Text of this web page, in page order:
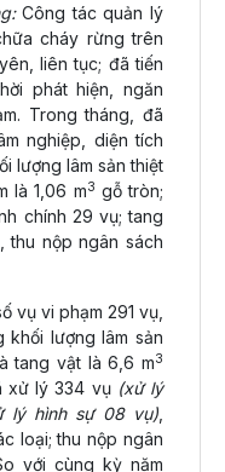
Công tác quản lý
cháy rừng trên
liên tục; đã tiến
phát hiện, ngăn
Trong tháng, đã
nghiệp, diện tích
lượng lâm sản thiệt
là 1,06 m3 gỗ tròn;
chính 29 vụ; tang
thu nộp ngân sách
vụ vi phạm 291 vụ,
khối lượng lâm sản
tang vật là 6,6 m3
xử lý 334 vụ (xử lý
lý hình sự 08 vụ)
loại; thu nộp ngân
với cùng kỳ năm